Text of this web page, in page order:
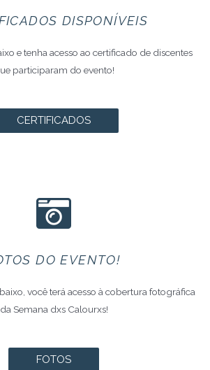
DISPONÍVEIS
e tenha acesso ao certificado de discentes
participaram do evento!
CERTIFICADOS
DO EVENTO!
você terá acesso à cobertura fotográfica
da Semana dxs Calourxs!
FOTOS